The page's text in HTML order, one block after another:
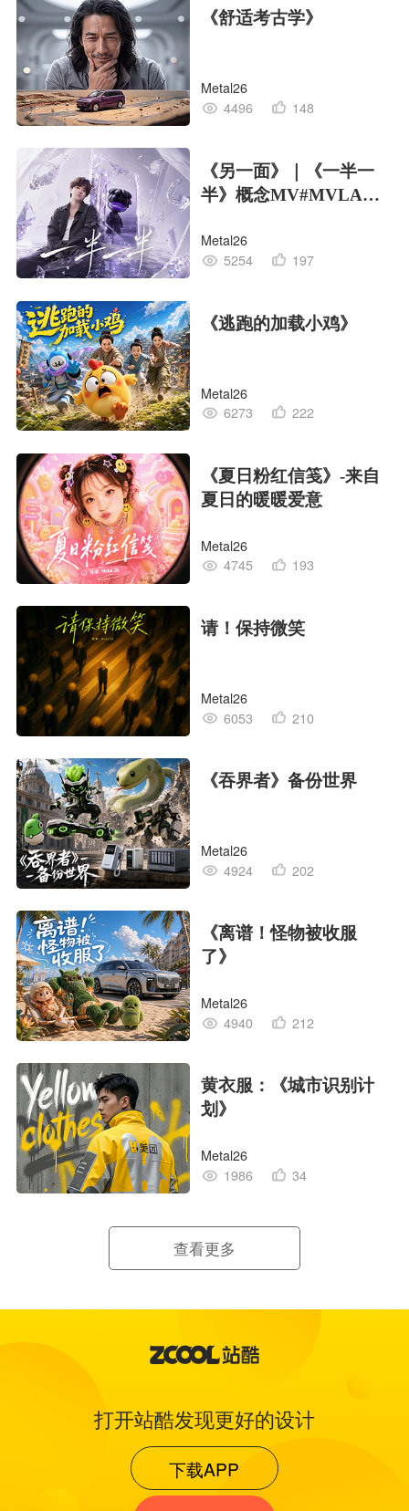
《舒适考古学》
Metal26
4496
148
《另一面》｜《一半一
半》概念MV#MVLAND
Metal26
5254
197
《逃跑的加载小鸡》
Metal26
6273
222
《夏日粉红信笺》-来自
夏日的暖暖爱意
Metal26
4745
193
请！保持微笑
Metal26
6053
210
《吞界者》备份世界
Metal26
4924
202
《离谱！怪物被收服
了》
Metal26
4940
212
黄衣服：《城市识别计
划》
Metal26
1986
34
查看更多
打开站酷发现更好的设计
下载APP